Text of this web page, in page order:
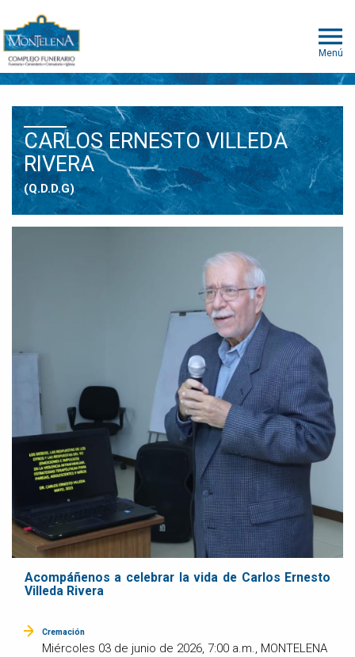
Menú
CARLOS ERNESTO VILLEDA
RIVERA
(Q.D.D.G)
Acompáñenos a celebrar la vida de Carlos Ernesto
Villeda Rivera
Cremación
Miércoles 03 de junio de 2026, 7:00 a.m., MONTELENA